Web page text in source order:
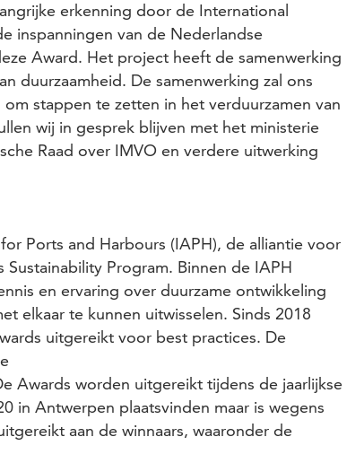
erkenning door de International
inspanningen van de Nederlandse
Award. Het project heeft de samenwerking
duurzaamheid. De samenwerking zal ons
stappen te zetten in het verduurzamen van
wij in gesprek blijven met het ministerie
Raad over IMVO en verdere uitwerking
Ports and Harbours (IAPH), de alliantie voor
Program. Binnen de IAPH
en ervaring over duurzame ontwikkeling
elkaar te kunnen uitwisselen. Sinds 2018
uitgereikt voor best practices. De
Awards worden uitgereikt tijdens de jaarlijkse
in Antwerpen plaatsvinden maar is wegens
aan de winnaars, waaronder de